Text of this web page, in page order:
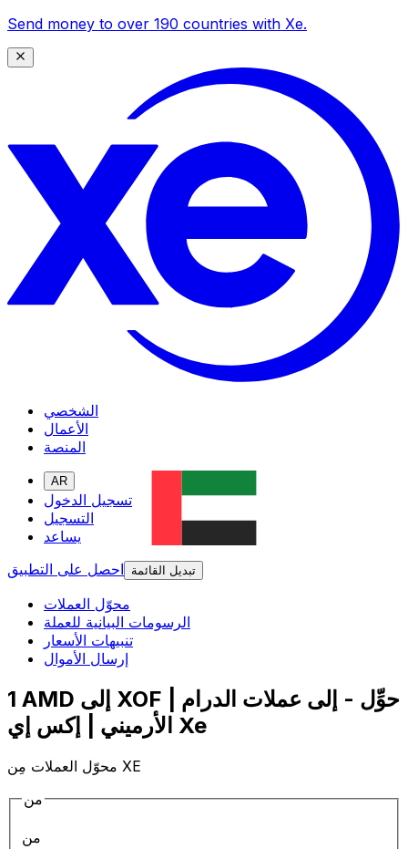
Send money to over 190 countries with Xe.
الشخصي
الأعمال
المنصة
AR
تسجيل الدخول
التسجيل
يساعد
احصل على التطبيق
تبديل القائمة
محوّل العملات
الرسومات البيانية للعملة
تنبيهات الأسعار
إرسال الأموال
1 AMD إلى XOF | حوِّل - إلى عملات الدرام
الأرميني | إكس إي Xe
محوّل العملات مِن XE
من
من